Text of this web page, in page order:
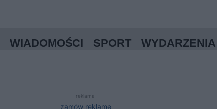
WIADOMOŚCI SPORT WYDARZENIA
reklama
zamów reklamę